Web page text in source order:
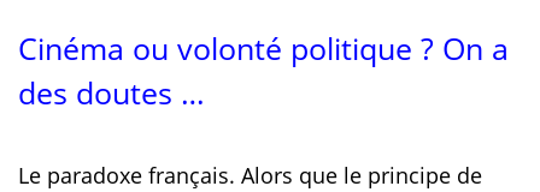
Cinéma ou volonté politique ? On a
des doutes …
Le paradoxe français. Alors que le principe de